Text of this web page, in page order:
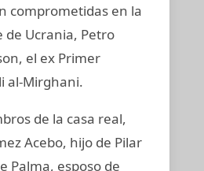
comprometidas en la
Ucrania, Petro
el ex Primer
al-Mirghani.
de la casa real,
Acebo, hijo de Pilar
Palma, esposo de